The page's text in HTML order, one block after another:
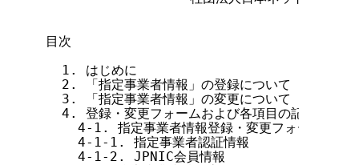
目次
  1. はじめに
  2. 「指定事業者情報」の登録について
  3. 「指定事業者情報」の変更について
  4. 登録・変更フォームおよび各項目の記入方法
4-1. 指定事業者情報登録・変更フォーム(電子
    4-1-1. 指定事業者認証情報
    4-1-2. JPNIC会員情報